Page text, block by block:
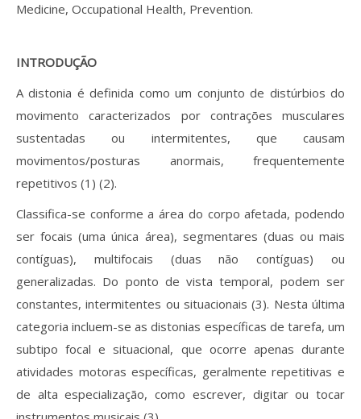
Medicine, Occupational Health, Prevention.
INTRODUÇÃO
A distonia é definida como um conjunto de distúrbios do
movimento caracterizados por contrações musculares
sustentadas ou intermitentes, que causam
movimentos/posturas anormais, frequentemente
repetitivos (1) (2).
Classifica-se conforme a área do corpo afetada, podendo
ser focais (uma única área), segmentares (duas ou mais
contíguas), multifocais (duas não contíguas) ou
generalizadas. Do ponto de vista temporal, podem ser
constantes, intermitentes ou situacionais (3). Nesta última
categoria incluem-se as distonias específicas de tarefa, um
subtipo focal e situacional, que ocorre apenas durante
atividades motoras específicas, geralmente repetitivas e
de alta especialização, como escrever, digitar ou tocar